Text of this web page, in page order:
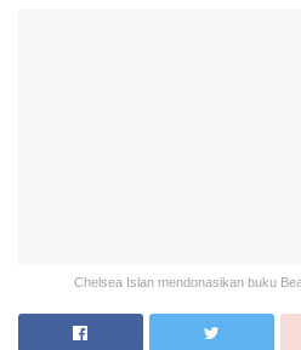
Chelsea Islan mendonasikan buku